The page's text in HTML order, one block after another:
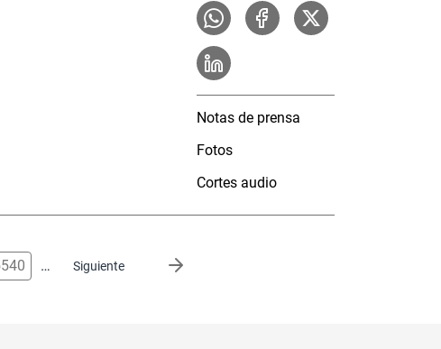
Notas de prensa
Fotos
Cortes audio
… Siguiente
Siguiente página